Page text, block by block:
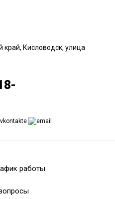
край, Кисловодск, улица
работы